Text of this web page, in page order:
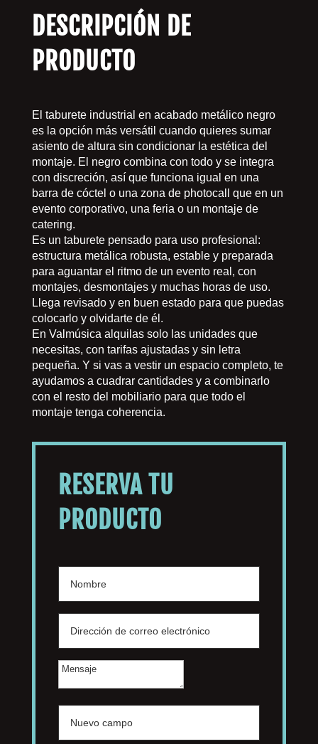
DESCRIPCIÓN DE
PRODUCTO
El taburete industrial en acabado metálico negro
es la opción más versátil cuando quieres sumar
asiento de altura sin condicionar la estética del
montaje. El negro combina con todo y se integra
con discreción, así que funciona igual en una
barra de cóctel o una zona de photocall que en un
evento corporativo, una feria o un montaje de
catering.
Es un taburete pensado para uso profesional:
estructura metálica robusta, estable y preparada
para aguantar el ritmo de un evento real, con
montajes, desmontajes y muchas horas de uso.
Llega revisado y en buen estado para que puedas
colocarlo y olvidarte de él.
En Valmúsica alquilas solo las unidades que
necesitas, con tarifas ajustadas y sin letra
pequeña. Y si vas a vestir un espacio completo, te
ayudamos a cuadrar cantidades y a combinarlo
con el resto del mobiliario para que todo el
montaje tenga coherencia.
RESERVA TU
PRODUCTO